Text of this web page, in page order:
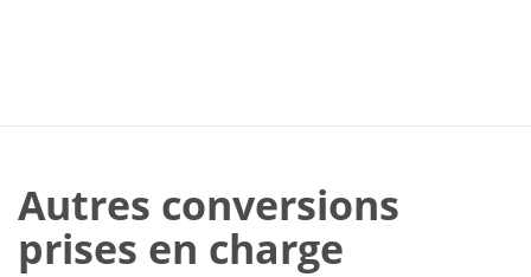
Autres conversions
prises en charge